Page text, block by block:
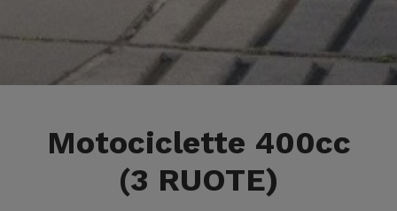
Motociclette 400cc
(3 RUOTE)